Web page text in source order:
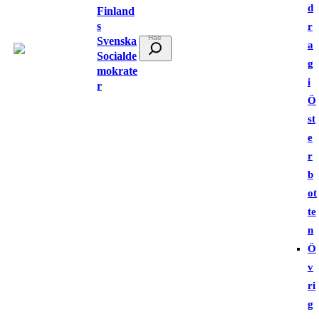
Finland
s
Svenska
Socialde
mokrate
r
ö
d
r
a
g
i
Ö
st
e
r
b
ot
te
n
Ö
v
ri
g